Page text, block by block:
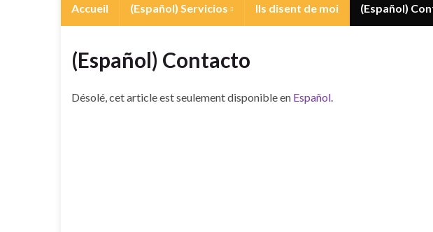
Accueil (Español) Servicios Ils disent de moi (Español)
(Español) Contacto
Désolé, cet article est seulement disponible en Español.